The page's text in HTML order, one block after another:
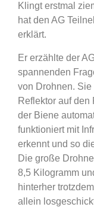
Klingt erstmal
hat den AG
erklärt.
Er erzählte der
spannenden
von Drohnen.
Reflektor auf den
der Biene
funktioniert mit
erkennt und so
Die große
8,5 Kilogramm
hinterher
allein